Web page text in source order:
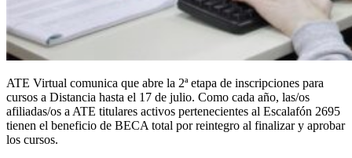
ATE Virtual comunica que abre la 2ª etapa de inscripciones para
cursos a Distancia hasta el 17 de julio. Como cada año, las/os
afiliadas/os a ATE titulares activos pertenecientes al Escalafón 2695
tienen el beneficio de BECA total por reintegro al finalizar y aprobar
los cursos.